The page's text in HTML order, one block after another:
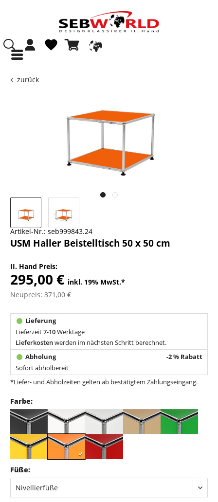
zurück
Artikel-Nr.: seb999843.24
USM Haller Beistelltisch 50 x 50 cm
II. Hand Preis:
295,00 € inkl. 19% MwSt.*
Neupreis: 371,00 €
Lieferzeit7-10Werktage
Lieferkostenwerden im nächsten Schritt berechnet.
-2 % Rabatt
Sofort abholbereit
*Liefer- und Abholzeiten gelten ab bestätigtem Zahlungseingang.
Farbe:
Füße: